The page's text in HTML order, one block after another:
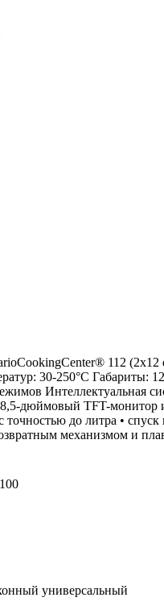
112 (2x12
30-250°C Габариты:
Интеллектуальная
дюймовый TFT-монитор
до литра •
механизмом и
универсальный